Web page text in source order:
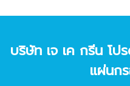
บริษัท เจ เค กรีน โ
แผ่นก